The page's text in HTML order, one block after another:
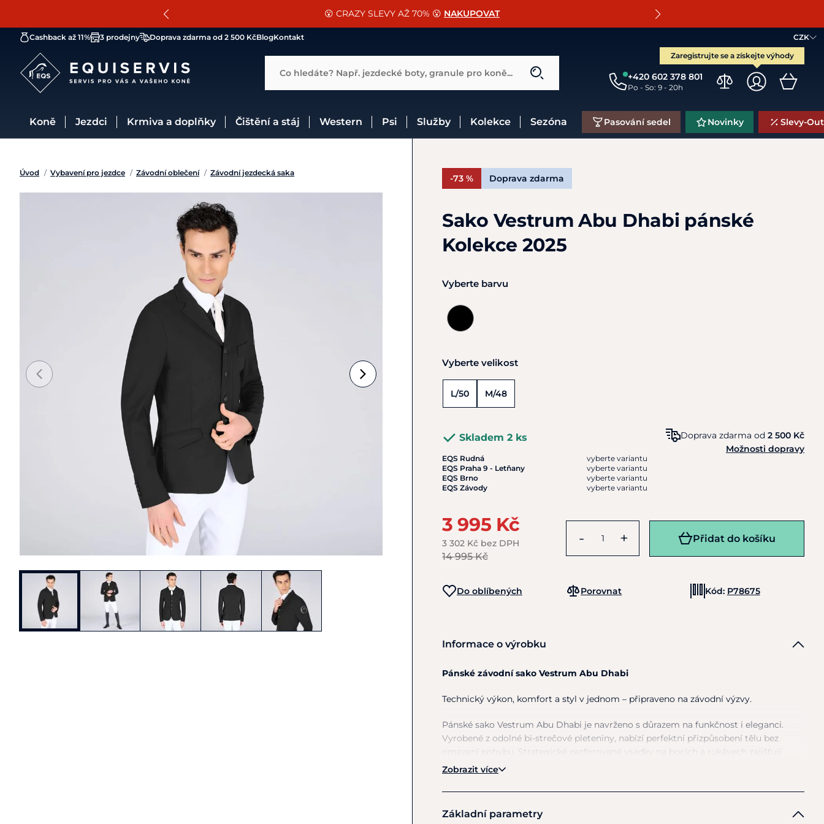
SLEVA 13% na vše od Cassini! CHCI SLEVU
😮 CRAZY SLEVY AŽ 70% 😮 NAKUPOVAT
📐Pasování a doplňky k vybraným sedlům ZDARMA 🐴
CZK
Zaregistrujte se a získejte výhody
+420 602 378 801
Po - So: 9 - 20h
Cashback až 11% 3 prodejny Doprava zdarma od 2 500 KčBlogKontakt
Co hledáte? Např. jezdecké boty, granule pro koně...
Koně Jezdci Krmiva a doplňky Čištění a stáj Western Psi Služby Kolekce Sezóna Pasování sedel Novinky Slevy-
Úvod / Vybavení pro jezdce / Závodní oblečení / Závodní jezdecká saka
-73 % Doprava zdarma
Sako Vestrum Abu Dhabi pánské
Kolekce 2025
Vyberte barvu
Vyberte velikost
L/50 M/48
Skladem 2 ks
EQS Rudná
vyberte variantu
EQS Praha 9 - Letňany
vyberte variantu
EQS Brno
vyberte variantu
EQS Závody
vyberte variantu
Doprava zdarma od 2 500 Kč
Možnosti dopravy
3 995 Kč
3 302 Kč bez DPH
14 995 Kč
- + Přidat do košíku
Do oblíbených Porovnat Kód: P78675
Informace o výrobku
Pánské závodní sako Vestrum Abu Dhabi
Technický výkon, komfort a styl v jednom – připraveno na závodní výzvy.
Pánské sako Vestrum Abu Dhabi je navrženo s důrazem na funkčnost i eleganci.
Vyrobené z odolné bi-strečové pleteniny, nabízí perfektní přizpůsobení tělu bez
omezení pohybu. Strategické perforované vsadky na bocích a rukávech zajišťují
vysokou prodyšnost, a tím i maximální komfort během výkonu.
Sako má decentní kontrastní lemování na límci, boční klopové kapsy a laserem
Airbagje ideální volbou i pro náročné jezdce, kteří dbají na bezpečnost.
Zobrazit více
Základní parametry